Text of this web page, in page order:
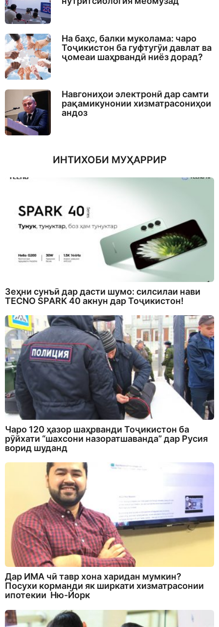
На баҳс, балки муколама: чаро
Тоҷикистон ба гуфтугӯи давлат ва
ҷомеаи шаҳрвандӣ ниёз дорад?
Навгониҳои электронӣ дар самти
рақамикунонии хизматрасониҳои
андоз
ИНТИХОБИ МУҲАРРИР
Зеҳни сунъӣ дар дасти шумо: силсилаи нави
TECNO SPARK 40 акнун дар Тоҷикистон!
Чаро 120 ҳазор шаҳрванди Тоҷикистон ба
рӯйхати “шахсони назоратшаванда” дар Русия
ворид шуданд
Дар ИМА чӣ тавр хона харидан мумкин?
Посухи корманди як ширкати хизматрасонии
ипотекии Ню-Йорк